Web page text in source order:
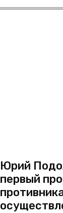
Юрий
первый